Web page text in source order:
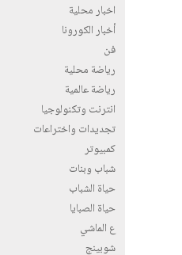
اخبار محلية
أخبار الكورونا
فن
رياضة محلية
رياضة عالمية
انترنت وتكنولوجيا
تجديدات واختراعات
كمبيوتر
شباب وبنات
حياة الشباب
حياة الصبايا
ع الماشي
شوبينج